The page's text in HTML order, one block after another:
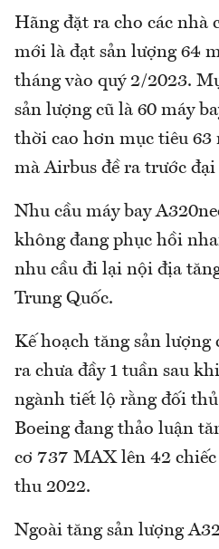
Hãng đặt ra cho các nhà
mới là đạt sản lượng 64
tháng vào quý 2/2023.
sản lượng cũ là 60 máy
thời cao hơn mục tiêu 63
mà Airbus đề ra trước đại
Nhu cầu máy bay
không đang phục hồi
nhu cầu đi lại nội địa
Trung Quốc.
Kế hoạch tăng sản lượng
ra chưa đầy 1 tuần sau
ngành tiết lộ rằng đối
Boeing đang thảo luận
cơ 737 MAX lên 42
thu 2022.
Ngoài tăng sản lượng